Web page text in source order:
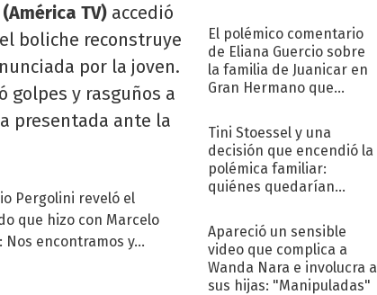
TV) accedió
boliche reconstruye
por la joven.
golpes y rasguños a
presentada ante la
El polémico comentario
de Eliana Guercio sobre
la familia de Juanicar en
Gran Hermano que
Tini Stoessel y una
decisión que encendió la
polémica familiar:
quiénes quedarían
Apareció un sensible
video que complica a
Wanda Nara e involucra a
sus hijas: "Manipuladas"